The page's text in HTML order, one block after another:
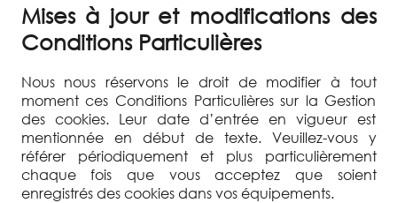
Mises à jour et modifications des
Conditions Particulières
Nous nous réservons le droit de modifier à tout
moment ces Conditions Particulières sur la Gestion
des cookies. Leur date d’entrée en vigueur est
mentionnée en début de texte. Veuillez-vous y
référer périodiquement et plus particulièrement
chaque fois que vous acceptez que soient
enregistrés des cookies dans vos équipements.